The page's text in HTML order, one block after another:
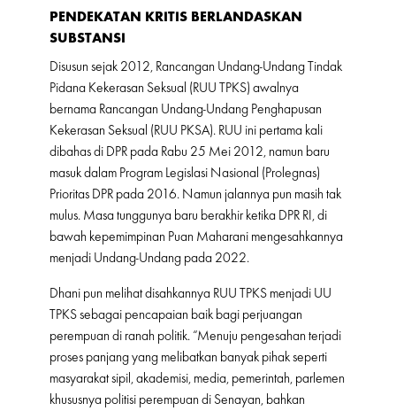
PENDEKATAN KRITIS BERLANDASKAN
SUBSTANSI
Disusun sejak 2012, Rancangan Undang-Undang Tindak
Pidana Kekerasan Seksual (RUU TPKS) awalnya
bernama Rancangan Undang-Undang Penghapusan
Kekerasan Seksual (RUU PKSA). RUU ini pertama kali
dibahas di DPR pada Rabu 25 Mei 2012, namun baru
masuk dalam Program Legislasi Nasional (Prolegnas)
Prioritas DPR pada 2016. Namun jalannya pun masih tak
mulus. Masa tunggunya baru berakhir ketika DPR RI, di
bawah kepemimpinan Puan Maharani mengesahkannya
menjadi Undang-Undang pada 2022.
Dhani pun melihat disahkannya RUU TPKS menjadi UU
TPKS sebagai pencapaian baik bagi perjuangan
perempuan di ranah politik. “Menuju pengesahan terjadi
proses panjang yang melibatkan banyak pihak seperti
masyarakat sipil, akademisi, media, pemerintah, parlemen
khususnya politisi perempuan di Senayan, bahkan